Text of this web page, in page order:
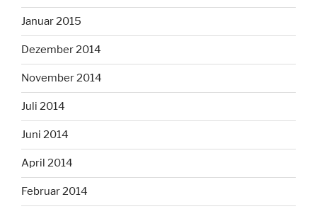
Januar 2015
Dezember 2014
November 2014
Juli 2014
Juni 2014
April 2014
Februar 2014